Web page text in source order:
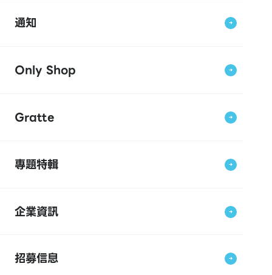
通知
Only Shop
Gratte
專題特輯
企業資訊
招募信息